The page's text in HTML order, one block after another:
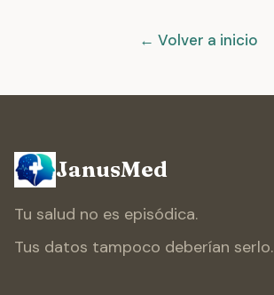
← Volver a inicio
JanusMed
Tu salud no es episódica.
Tus datos tampoco deberían serlo.